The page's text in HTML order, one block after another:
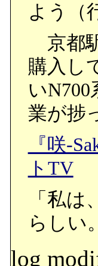
よう（
京都
購入し
い
業が捗
『咲-
トTV
「私
らしい
log